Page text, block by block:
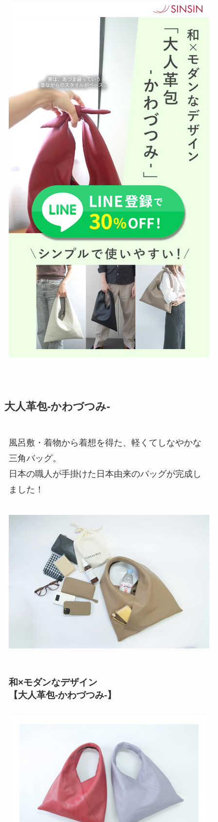
大人革包-かわづつみ-
風呂敷・着物から着想を得た、軽くてしなやかな
三角バッグ。
日本の職人が手掛けた日本由来のバッグが完成し
ました！
和×モダンなデザイン
【大人革包-かわづつみ-】